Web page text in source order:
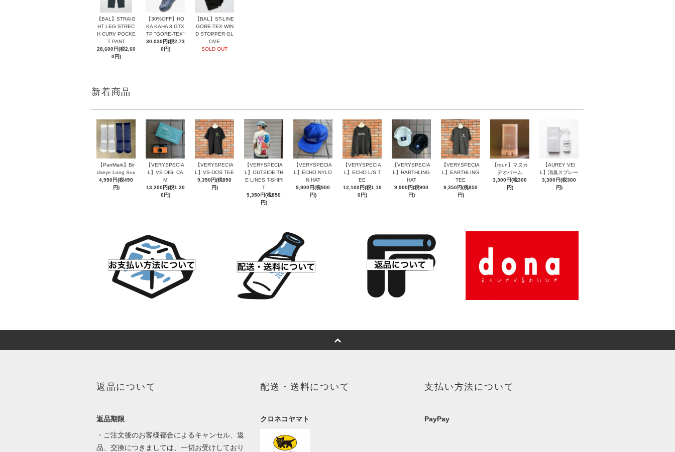
【BAL】STRAIG
HT LEG STREC
H CURV POCKE
T PANT
28,600円(税2,60
0円)
【30%OFF】HO
KA KAHA 3 GTX
TP "GORE-TEX"
30,030円(税2,73
0円)
【BAL】ST-LINE
GORE-TEX WIN
D STOPPER GL
OVE
SOLD OUT
新着商品
【ParrMark】Bir
dseye Long Sox
4,950円(税450
円)
【VERYSPECIA
L】VS DIGI CA
M
13,200円(税1,20
0円)
【VERYSPECIA
L】VS-DOS TEE
9,350円(税850
円)
【VERYSPECIA
L】OUTSIDE TH
E LINES T-SHIR
T
9,350円(税850
円)
【VERYSPECIA
L】ECHO NYLO
N HAT
9,900円(税900
円)
【VERYSPECIA
L】ECHO L/S T
EE
12,100円(税1,10
0円)
【VERYSPECIA
L】HARTHLING
HAT
9,900円(税900
円)
【VERYSPECIA
L】EARTHLING
TEE
9,350円(税850
円)
【roun】マヌカ
デオバーム
3,300円(税300
円)
【AUREY VEI
L】消臭スプレー
3,300円(税300
円)
返品について
返品期限
・ご注文後のお客様都合によるキャンセル、返
品、交換につきましては、一切お受けしており
配送・送料について
クロネコヤマト
支払い方法について
PayPay